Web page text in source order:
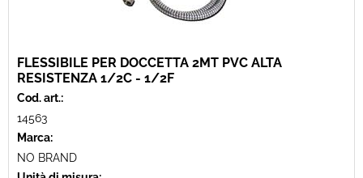
FLESSIBILE PER DOCCETTA 2MT PVC ALTA
RESISTENZA 1/2C - 1/2F
Cod. art.:
14563
Marca:
NO BRAND